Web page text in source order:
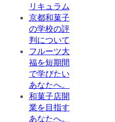
リキュラム
京都和菓子
の学校の評
判について
フルーツ大
福を短期間
で学びたい
あなたへ。
和菓子店開
業を目指す
あなたへ。